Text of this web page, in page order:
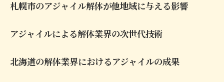
札幌市のアジャイル解体が他地域に与える影響
アジャイルによる解体業界の次世代技術
北海道の解体業界におけるアジャイルの成果